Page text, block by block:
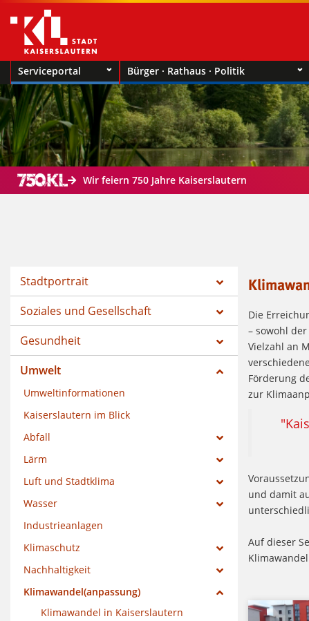
Serviceportal Bürger · Rathaus · Politik
Wir feiern 750 Jahre Kaiserslautern
Stadtportrait
Soziales und Gesellschaft
Gesundheit
Umwelt
Umweltinformationen
Kaiserslautern im Blick
Abfall
Lärm
Luft und Stadtklima
Wasser
Industrieanlagen
Klimaschutz
Nachhaltigkeit
Klimawandel(anpassung)
Klimawandel in Kaiserslautern
Die
– sowohl
Vielzahl an
Förderung
zur
und damit
Auf dieser